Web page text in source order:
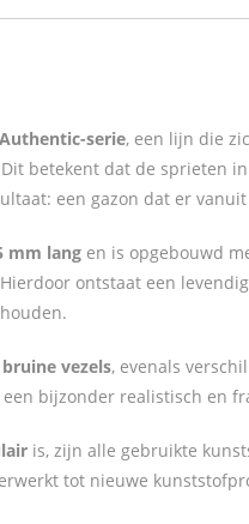
serie, een lijn die
betekent dat de sprieten
een gazon dat er
mm lang en is opgebouwd
ontstaat een
vezels, evenals
een bijzonder realistisch en
is, zijn alle gebruikte
tot nieuwe